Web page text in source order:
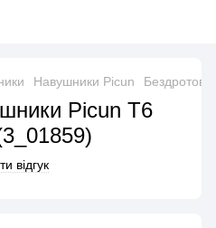
Навушники Picun
Picun T6
відгук